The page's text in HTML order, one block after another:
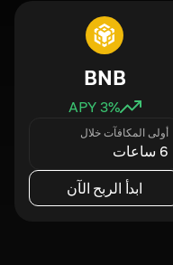
BNB
3% APY
أولى المكافآت خلال
6 ساعات
ابدأ الربح الآن